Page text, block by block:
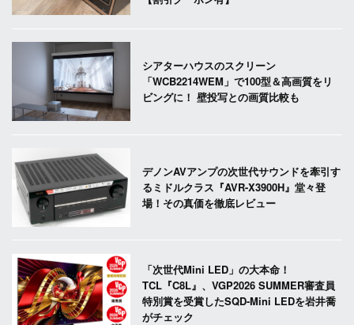
シアターハウスのスクリーン
「WCB2214WEM」で100型＆高画質をリ
ビングに！ 壁投写との画質比較も
デノンAVアンプの次世代サウンドを牽引す
るミドルクラス『AVR-X3900H』堂々登
場！その真価を徹底レビュー
「次世代Mini LED」の大本命！
TCL『C8L』、VGP2026 SUMMER審査員
特別賞を受賞したSQD-Mini LEDを岩井喬
がチェック